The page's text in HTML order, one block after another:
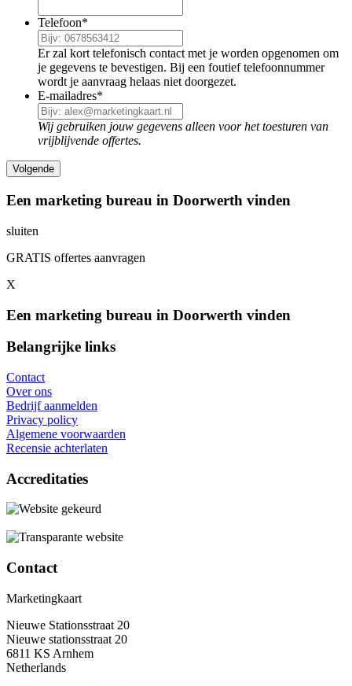
Telefoon*
Er zal kort telefonisch contact met je worden opgenomen om
je gegevens te bevestigen. Bij een foutief telefoonnummer
wordt je aanvraag helaas niet doorgezet.
E-mailadres*
Wij gebruiken jouw gegevens alleen voor het toesturen van
vrijblijvende offertes.
Een marketing bureau in Doorwerth vinden
sluiten
GRATIS offertes aanvragen
X
Een marketing bureau in Doorwerth vinden
Belangrijke links
Contact
Over ons
Bedrijf aanmelden
Privacy policy
Algemene voorwaarden
Recensie achterlaten
Accreditaties
Contact
Marketingkaart
Nieuwe Stationsstraat 20
Nieuwe stationsstraat 20
6811 KS Arnhem
Netherlands